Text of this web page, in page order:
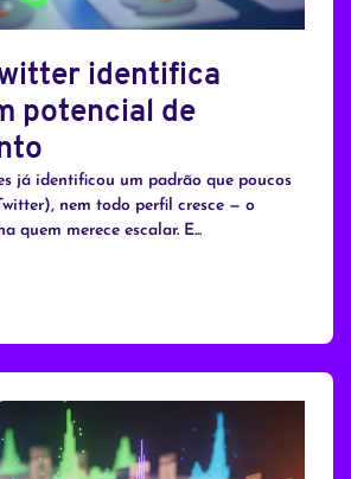
identifica
potencial de
já identificou um padrão que poucos
nem todo perfil cresce — o
quem merece escalar. E...